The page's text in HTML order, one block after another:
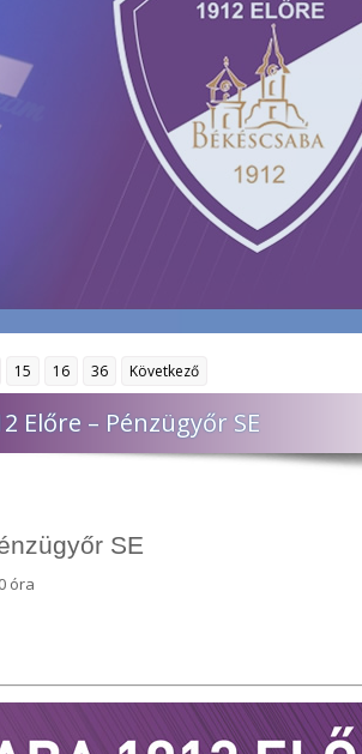
15 16 36 Következő
Előre – Pénzügyőr SE
SE
óra